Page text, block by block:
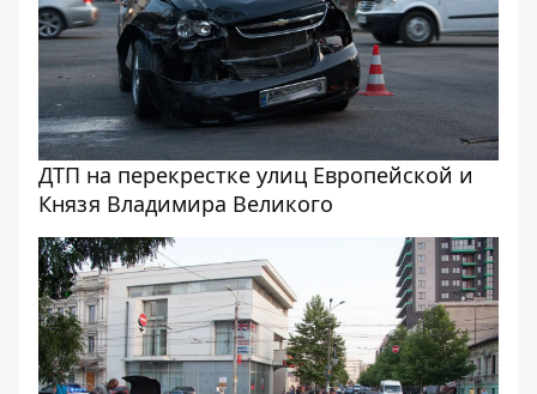
ДТП на перекрестке улиц Европейской и
Князя Владимира Великого